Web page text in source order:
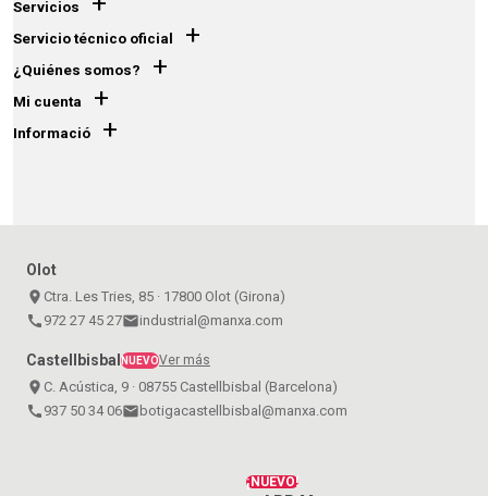
Servicios
Servicio técnico oficial +
¿Quiénes somos? +
Mi cuenta +
Informació +
Olot
place Ctra. Les Tries, 85 · 17800 Olot (Girona)
call 972 27 45 27emailindustrial@manxa.com
CastellbisbalNUEVOVer más
place C. Acústica, 9 · 08755 Castellbisbal (Barcelona)
call 937 50 34 06emailbotigacastellbisbal@manxa.com
¡NUEVO!